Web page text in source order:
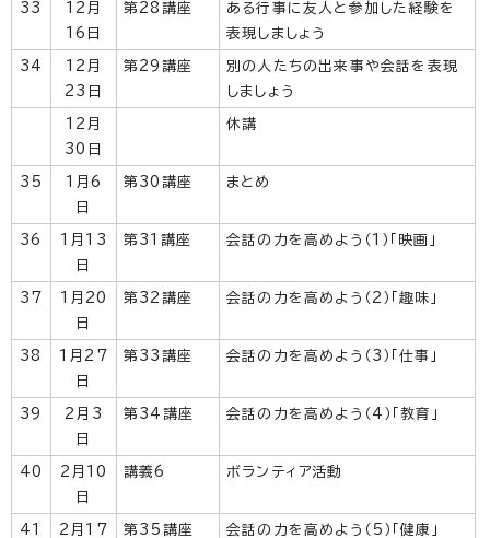
33
12月
16日
第28講座
ある行事に友人と参加した経験を
表現しましょう
34
12月
23日
第29講座
別の人たちの出来事や会話を表現
しましょう
12月
30日
休講
35
1月6
日
第30講座 まとめ
36
1月13
日
第31講座 会話の力を高めよう（1）「映画」
37
1月20
日
第32講座 会話の力を高めよう（2）「趣味」
38
1月27
日
第33講座 会話の力を高めよう（3）「仕事」
39
2月3
日
第34講座 会話の力を高めよう（4）「教育」
40
2月10
日
講義6 ボランティア活動
41
2月17
第35講座 会話の力を高めよう（5）「健康」